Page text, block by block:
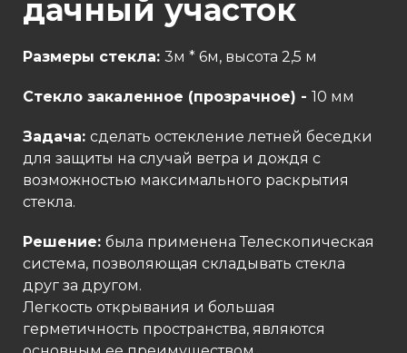
дачный участок
Размеры стекла: 3м * 6м, высота 2,5 м
Стекло закаленное (прозрачное) - 10 мм
Задача: сделать остекление летней беседки
для защиты на случай ветра и дождя с
возможностью максимального раскрытия
стекла.
Решение: была применена Телескопическая
система, позволяющая складывать стекла
друг за другом.
Легкость открывания и большая
герметичность пространства, являются